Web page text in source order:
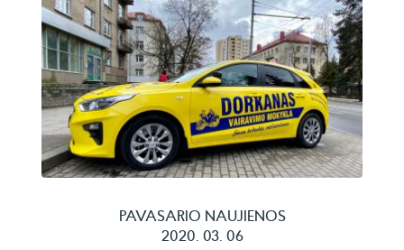
PAVASARIO NAUJIENOS
2020. 03. 06